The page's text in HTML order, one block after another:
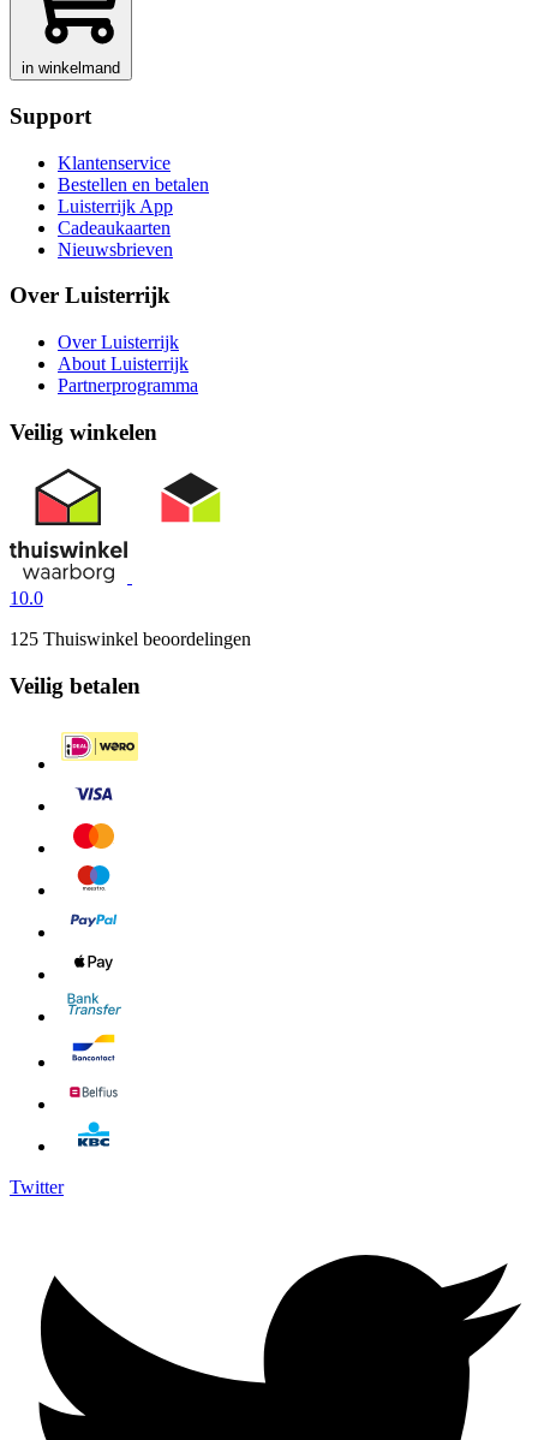
in winkelmand
Support
Klantenservice
Bestellen en betalen
Luisterrijk App
Cadeaukaarten
Nieuwsbrieven
Over Luisterrijk
Over Luisterrijk
About Luisterrijk
Partnerprogramma
Veilig winkelen
10.0
125 Thuiswinkel beoordelingen
Veilig betalen
Twitter